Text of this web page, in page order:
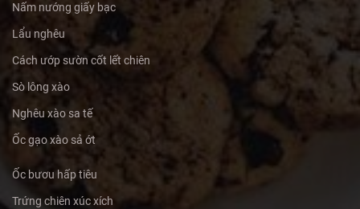
Nấm nướng giấy bạc
Lẩu nghêu
Cách ướp sườn cốt lết chiên
Sò lông xào
Nghêu xào sa tế
Ốc gạo xào sả ớt
Ốc bươu hấp tiêu
Trứng chiên xúc xích